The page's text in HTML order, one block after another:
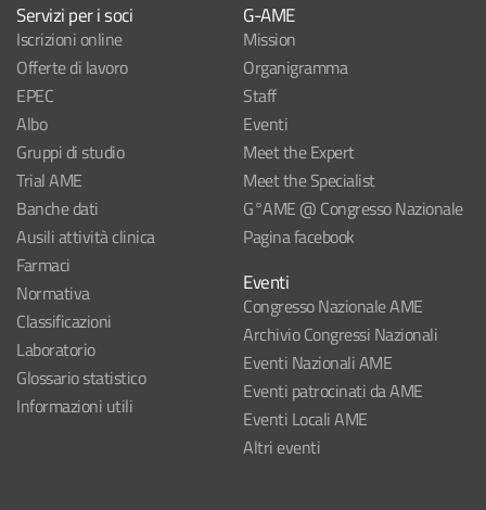
Servizi per i soci
Iscrizioni online
Offerte di lavoro
EPEC
Albo
Gruppi di studio
Trial AME
Banche dati
Ausili attività clinica
Farmaci
Normativa
Classificazioni
Laboratorio
Glossario statistico
Informazioni utili
G-AME
Mission
Organigramma
Staff
Eventi
Meet the Expert
Meet the Specialist
G°AME @ Congresso Nazionale
Pagina facebook
Eventi
Congresso Nazionale AME
Archivio Congressi Nazionali
Eventi Nazionali AME
Eventi patrocinati da AME
Eventi Locali AME
Altri eventi